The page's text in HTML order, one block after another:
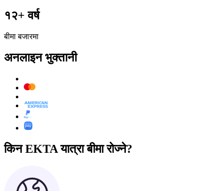
१२+ वर्ष
बीमा बजारमा
अनलाइन भुक्तानी
किन EKTA यात्रा बीमा रोज्ने?